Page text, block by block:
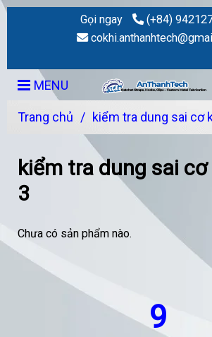
Gọi ngay
(+84)
MENU
Trang chủ / kiểm tra dung sai cơ
kiểm tra dung sai
3
Chưa có sản phẩm nào.
9